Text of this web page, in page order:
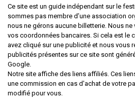
Ce site est un guide indépendant sur le
sommes pas membre d’une association
nous ne gérons aucune billetterie. Nous
vos coordonnées bancaires. Si cela est le
avez cliqué sur une publicité et nous vous
publicités présentes sur ce site sont
Google.
Notre site affiche des liens affiliés. Ces
une commission en cas d'achat de votre
modifié pour vous.